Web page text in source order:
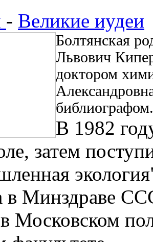
- Великие иудеи
Болтянская
Львович
доктором
библиографом.
В 1982
затем
в Минздраве
Московском